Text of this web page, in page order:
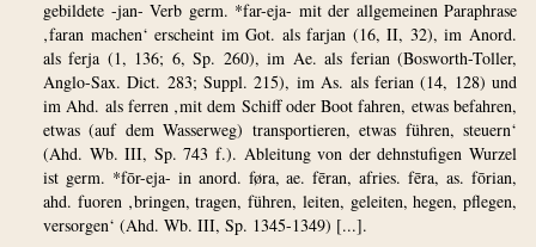
gebildete -jan- Verb germ. *far-eja- mit der allgemeinen Paraphrase
‚faran machen‘ erscheint im Got. als farjan (16, II, 32), im Anord.
als ferja (1, 136; 6, Sp. 260), im Ae. als ferian (Bosworth-Toller,
Anglo-Sax. Dict. 283; Suppl. 215), im As. als ferian (14, 128) und
im Ahd. als ferren ‚mit dem Schiff oder Boot fahren, etwas befahren,
etwas (auf dem Wasserweg) transportieren, etwas führen, steuern‘
(Ahd. Wb. III, Sp. 743 f.). Ableitung von der dehnstufigen Wurzel
ist germ. *fōr-eja- in anord. føra, ae. fēran, afries. fēra, as. fōrian,
ahd. fuoren ‚bringen, tragen, führen, leiten, geleiten, hegen, pflegen,
versorgen‘ (Ahd. Wb. III, Sp. 1345-1349) [...].